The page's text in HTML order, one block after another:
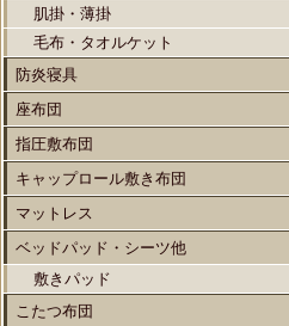
肌掛・薄掛
毛布・タオルケット
防炎寝具
座布団
指圧敷布団
キャップロール敷き布団
マットレス
ベッドパッド・シーツ他
敷きパッド
こたつ布団